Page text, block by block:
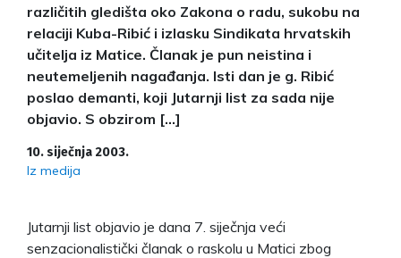
različitih gledišta oko Zakona o radu, sukobu na
relaciji Kuba-Ribić i izlasku Sindikata hrvatskih
učitelja iz Matice. Članak je pun neistina i
neutemeljenih nagađanja. Isti dan je g. Ribić
poslao demanti, koji Jutarnji list za sada nije
objavio. S obzirom […]
10. siječnja 2003.
Iz medija
Jutarnji list objavio je dana 7. siječnja veći
senzacionalistički članak o raskolu u Matici zbog